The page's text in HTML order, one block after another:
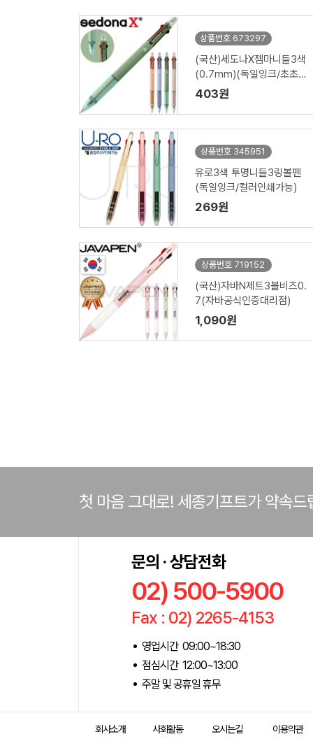
상품번호 673297
(국산)세도나X젬마니들3색
(0.7mm)(독일잉크/초초
저점도)
403원
상품번호 345951
유로3색 투명니들3링볼펜
(독일잉크/컬러인쇄가능)
269원
상품번호 719152
(국산)자바N제트3볼비즈0.
7(자바공식인증대리점)
1,090원
첫 마음 그대로! 세종기프트가 약속드
문의 · 상담전화
02) 500-5900
Fax : 02) 2265-4153
영업시간 09:00~18:30
점심시간 12:00~13:00
주말 및 공휴일 휴무
회사소개 사회활동 오시는길 이용약관